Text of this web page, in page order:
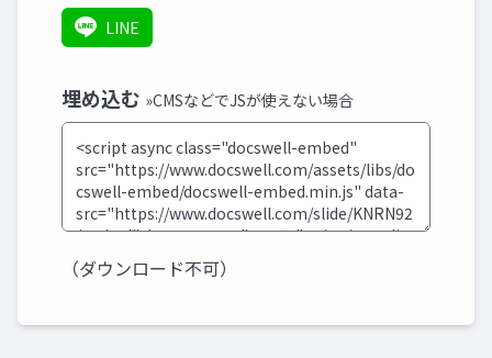
LINE
埋め込む »CMSなどでJSが使えない場合
（ダウンロード不可）